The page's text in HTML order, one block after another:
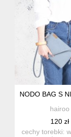
NODO BAG S
hairoo
120 zł
cechy torebki: